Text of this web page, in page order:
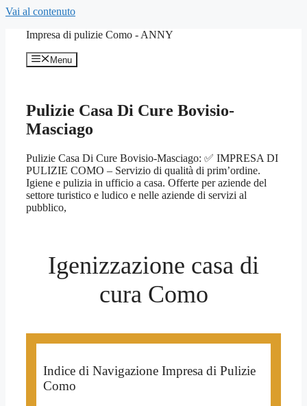
Vai al contenuto
Impresa di pulizie Como - ANNY
Menu
Pulizie Casa Di Cure Bovisio-
Masciago
Pulizie Casa Di Cure Bovisio-Masciago: ✅ IMPRESA DI
PULIZIE COMO – Servizio di qualità di prim’ordine.
Igiene e pulizia in ufficio a casa. Offerte per aziende del
settore turistico e ludico e nelle aziende di servizi al
pubblico,
Igenizzazione casa di
cura Como
Indice di Navigazione Impresa di Pulizie
Como